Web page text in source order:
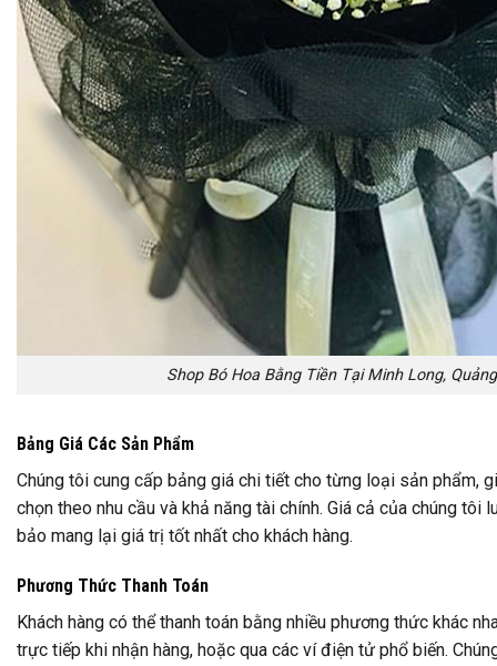
Shop Bó Hoa Bằng Tiền Tại Minh Long,
Bảng Giá Các Sản Phẩm
Chúng tôi cung cấp bảng giá chi tiết cho từng loại sản phẩm,
chọn theo nhu cầu và khả năng tài chính. Giá cả của chúng tôi
bảo mang lại giá trị tốt nhất cho khách hàng.
Phương Thức Thanh Toán
Khách hàng có thể thanh toán bằng nhiều phương thức khác
trực tiếp khi nhận hàng, hoặc qua các ví điện tử phổ biến.